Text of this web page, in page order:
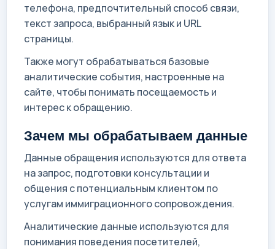
телефона, предпочтительный способ связи,
текст запроса, выбранный язык и URL
страницы.
Также могут обрабатываться базовые
аналитические события, настроенные на
сайте, чтобы понимать посещаемость и
интерес к обращению.
Зачем мы обрабатываем данные
Данные обращения используются для ответа
на запрос, подготовки консультации и
общения с потенциальным клиентом по
услугам иммиграционного сопровождения.
Аналитические данные используются для
понимания поведения посетителей,